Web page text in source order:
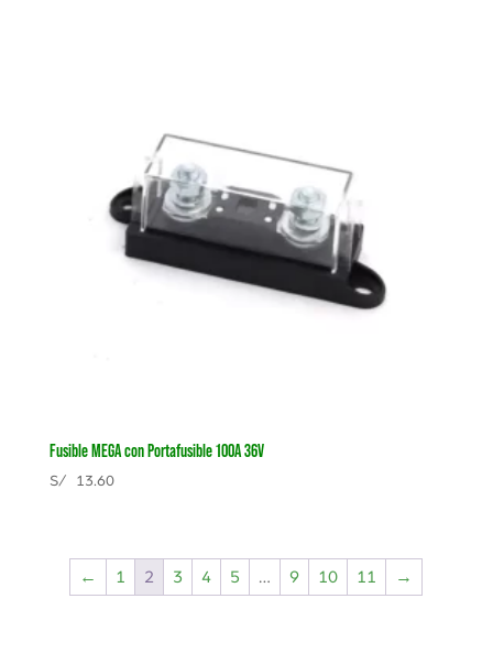
Fusible MEGA con Portafusible 100A 36V
S/13.60
← 1 2 3 4 5 … 9 10 11 →